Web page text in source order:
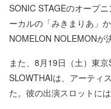
SONIC STAGEのオープ
ーカルの「みきまりあ」
NOMELON NOLEMONが
また、8月19日（土）東
SLOWTHAIは、アーティ
た。彼の出演スロットに